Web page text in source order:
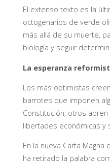
El extenso texto es la
octogenarios de verde
más allá de su muerte,
biología y seguir
La esperanza
Los más optimistas
barrotes que imponen
Constitución, otros
libertades económicas y
En la nueva Carta
ha retirado la palabra